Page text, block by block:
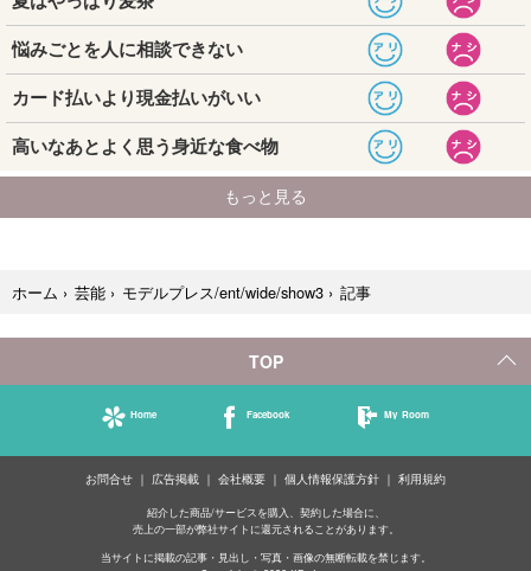
ホーム › 芸能 › モデルプレス/ent/wide/show3 › 記事
TOP
Home Facebook My Room
お問合せ 広告掲載 会社概要 個人情報保護方針 利用規約
紹介した商品/サービスを購入、契約した場合に、
売上の一部が弊社サイトに還元されることがあります。
当サイトに掲載の記事・見出し・写真・画像の無断転載を禁じます。